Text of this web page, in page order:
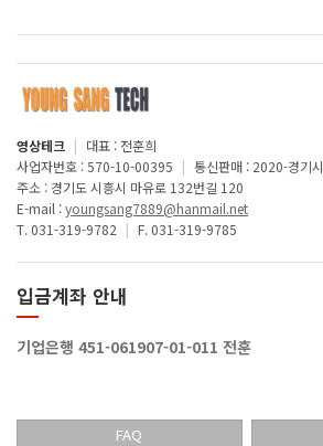
영상테크 | 대표 : 전훈희
사업자번호 : 570-10-00395 | 통신판매 : 2020-경기
주소 : 경기도 시흥시 마유로 132번길 120
E-mail :youngsang7889@hanmail.net
T. 031-319-9782 | F. 031-319-9785
입금계좌 안내
기업은행 451-061907-01-011 전훈
FAQ